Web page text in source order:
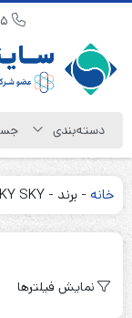
خانه - برند -
SKY
نمایش فیلترها